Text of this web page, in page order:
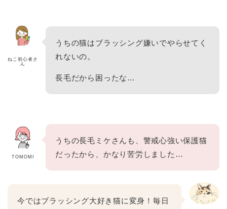
ねこ初心者さ
ん
うちの猫はブラッシング嫌いでやらせてく
れないの。
長毛だから困ったな…
TOMOMI
うちの長毛ミケさんも、警戒心強い保護猫
だったから、かなり苦労しました…
今ではブラッシング大好き猫に変身！毎日